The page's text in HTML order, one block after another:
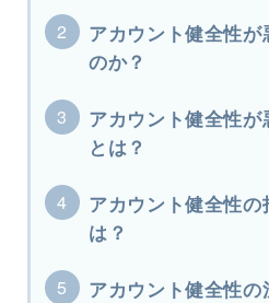
アカウント健全性
のか？
アカウント健全性
とは？
アカウント健全性
は？
アカウント健全性の